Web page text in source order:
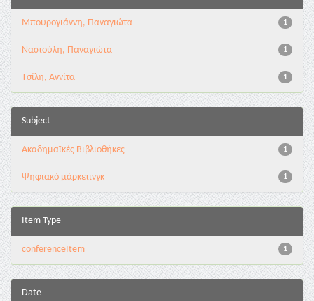
1
Μπουρογιάννη, Παναγιώτα
1
Ναστούλη, Παναγιώτα
1
Τσίλη, Αννίτα
Subject
1
Ακαδημαϊκές Βιβλιοθήκες
1
Ψηφιακό μάρκετινγκ
Item Type
1
conferenceItem
Date